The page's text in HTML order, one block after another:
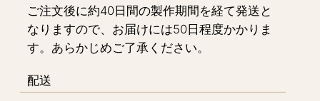
ご注文後に約40日間の製作期間を経て発送と
なりますので、お届けには50日程度かかりま
す。あらかじめご了承ください。
配送